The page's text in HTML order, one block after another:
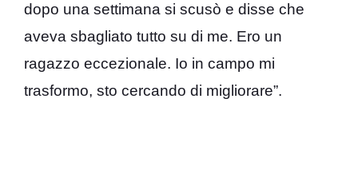
dopo una settimana si scusò e disse che
aveva sbagliato tutto su di me. Ero un
ragazzo eccezionale. Io in campo mi
trasformo, sto cercando di migliorare”.